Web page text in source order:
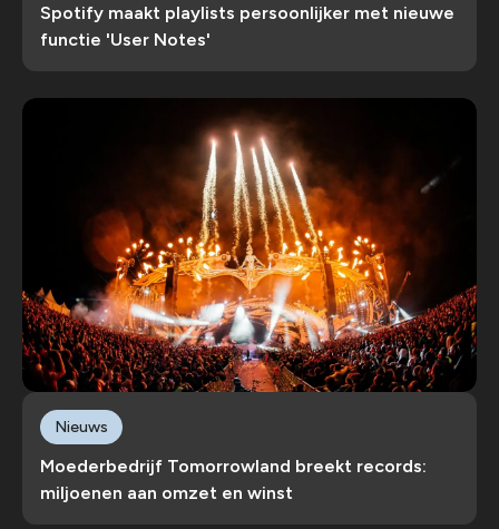
Spotify maakt playlists persoonlijker met nieuwe
functie 'User Notes'
Moederbedrijf Tomorrowland breekt records:
miljoenen aan omzet en winst
Nieuws